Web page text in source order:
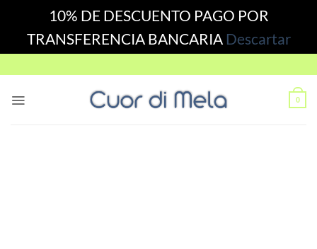
10% DE DESCUENTO PAGO POR
TRANSFERENCIA BANCARIA Descartar
to
0